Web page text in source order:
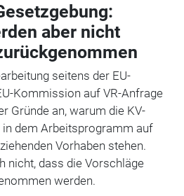
aber nicht
seitens der EU-
Kommission auf VR-Anfrage
Gründe an, warum die KV-
dem Arbeitsprogramm auf
Vorhaben stehen.
nicht, dass die Vorschläge
werden.